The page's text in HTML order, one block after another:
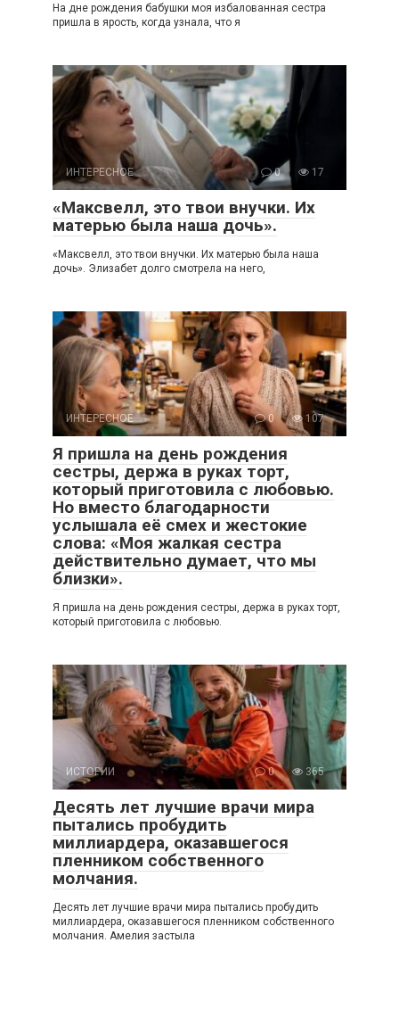
На дне рождения бабушки моя избалованная сестра
пришла в ярость, когда узнала, что я
ИНТЕРЕСНОЕ 0 17
«Максвелл, это твои внучки. Их
матерью была наша дочь».
«Максвелл, это твои внучки. Их матерью была наша
дочь». Элизабет долго смотрела на него,
ИНТЕРЕСНОЕ 0 107
Я пришла на день рождения
сестры, держа в руках торт,
который приготовила с любовью.
Но вместо благодарности
услышала её смех и жестокие
слова: «Моя жалкая сестра
действительно думает, что мы
близки».
Я пришла на день рождения сестры, держа в руках торт,
который приготовила с любовью.
ИСТОРИИ 0 365
Десять лет лучшие врачи мира
пытались пробудить
миллиардера, оказавшегося
пленником собственного
молчания.
Десять лет лучшие врачи мира пытались пробудить
миллиардера, оказавшегося пленником собственного
молчания. Амелия застыла